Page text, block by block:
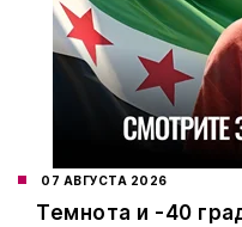
07 АВГУСТА 2026
Темнота и -40